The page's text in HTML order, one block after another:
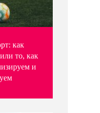
как
то, как
и